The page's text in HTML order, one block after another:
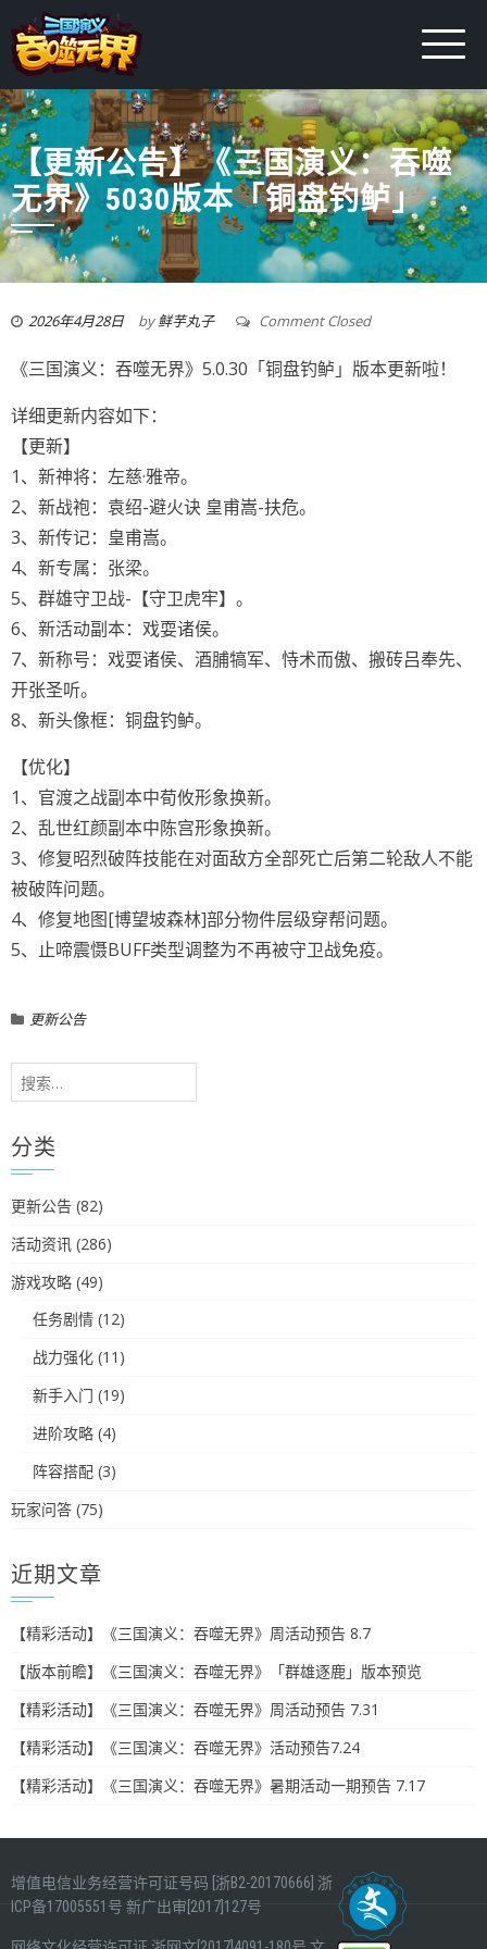
【更新公告】《三国演义：吞噬
无界》5030版本「铜盘钓鲈」
2026年4月28日 by鲜芋丸子 Comment Closed
《三国演义：吞噬无界》5.0.30「铜盘钓鲈」版本更新啦！
详细更新内容如下：
【更新】
1、新神将：左慈·雅帝。
2、新战袍：袁绍-避火诀 皇甫嵩-扶危。
3、新传记：皇甫嵩。
4、新专属：张梁。
5、群雄守卫战-【守卫虎牢】。
6、新活动副本：戏耍诸侯。
7、新称号：戏耍诸侯、酒脯犒军、恃术而傲、搬砖吕奉先、
开张圣听。
8、新头像框：铜盘钓鲈。
【优化】
1、官渡之战副本中荀攸形象换新。
2、乱世红颜副本中陈宫形象换新。
3、修复昭烈破阵技能在对面敌方全部死亡后第二轮敌人不能
被破阵问题。
4、修复地图[博望坡森林]部分物件层级穿帮问题。
5、止啼震慑BUFF类型调整为不再被守卫战免疫。
更新公告
搜
索：
分类
更新公告 (82)
活动资讯 (286)
游戏攻略 (49)
任务剧情 (12)
战力强化 (11)
新手入门 (19)
进阶攻略 (4)
阵容搭配 (3)
玩家问答 (75)
近期文章
【精彩活动】《三国演义：吞噬无界》周活动预告 8.7
【版本前瞻】《三国演义：吞噬无界》「群雄逐鹿」版本预览
【精彩活动】《三国演义：吞噬无界》周活动预告 7.31
【精彩活动】《三国演义：吞噬无界》活动预告7.24
【精彩活动】《三国演义：吞噬无界》暑期活动一期预告 7.17
增值电信业务经营许可证号码 [浙B2-20170666] 浙
ICP备17005551号 新广出审[2017]127号